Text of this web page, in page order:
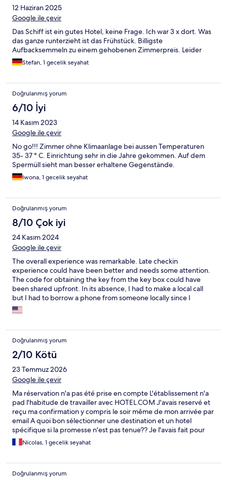
12 Haziran 2025
Google ile çevir
Das Schiff ist ein gutes Hotel, keine Frage. Ich war 3 x dort. Was
das ganze runterzieht ist das Frühstück. Billigste
Aufbacksemmeln zu einem gehobenen Zimmerpreis. Leider
Stefan, 1 gecelik seyahat
Doğrulanmış yorum
6/10 İyi
14 Kasım 2023
Google ile çevir
No go!!! Zimmer ohne Klimaanlage bei aussen Temperaturen
35- 37 ° C. Einrichtung sehr in die Jahre gekommen. Auf dem
Spermüll sieht man besser erhaltene Gegenstände.
Iwona, 1 gecelik seyahat
Doğrulanmış yorum
8/10 Çok iyi
24 Kasım 2024
Google ile çevir
The overall experience was remarkable. Late checkin
experience could have been better and needs some attention.
The code for obtaining the key from the key box could have
been shared upfront. In its absence, I had to make a local call
but I had to borrow a phone from someone locally since I
couldn’t make it from my phone that’s from other country.
Doğrulanmış yorum
2/10 Kötü
23 Temmuz 2026
Google ile çevir
Ma réservation n'a pas été prise en compte L'établissement n'a
pad l'habitude de travailler avec HOTEL.COM J'avais reservé et
reçu ma confirmation y compris le soir même de mon arrivée par
email A quoi bon sélectionner une destination et un hotel
spécifique si la promesse n'est pas tenue?? Je l'avais fait pour
une grande occasion, un jour unique, pire que gâché!!!
Confiance perdue, fiabilité de votre service ZERO! J'attends
vous allez justifier ceci
Nicolas, 1 gecelik seyahat
Doğrulanmış yorum